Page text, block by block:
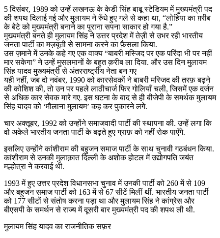
5 दिसंबर, 1989 को उन्हें लखनऊ के केडी सिंह बाबू स्टेडियम में मुख्यमंत्री पद
की शपथ दिलाई गई और मुलायम ने रुँधे हुए गले से कहा था, “लोहिया का ग़रीब
के बेटे को मुख्यमंत्री बनाने का पुराना सपना साकार हो गया है.”
मुख्यमंत्री बनते ही मुलायम सिंह ने उत्तर प्रदेश में तेज़ी से उभर रही भारतीय
जनता पार्टी का मज़बूती से सामना करने का फ़ैसला किया.
उस ज़माने में उनके कहे गए एक वाक्य “बाबरी मस्जिद पर एक परिंदा भी पर नहीं
मार सकेगा” ने उन्हें मुसलमानों के बहुत क़रीब ला दिया. और उस दिन मुलायम
सिंह यादव मुख्यमंत्री से अंतरराष्ट्रीय नेता बन गए
यही नहीं, जब दो नवंबर, 1990 को कारसेवकों ने बाबरी मस्जिद की तरफ़ बढ़ने
की कोशिश की, तो उन पर पहले लाठीचार्ज फिर गोलियाँ चली, जिसमें एक दर्जन
से अधिक कार सेवक मारे गए. इस घटना के बाद से ही बीजेपी के समर्थक मुलायम
सिंह यादव को ‘मौलाना मुलायम’ कह कर पुकारने लगे.
चार अक्तूबर, 1992 को उन्होंने समाजवादी पार्टी की स्थापना की. उन्हें लगा कि
वो अकेले भारतीय जनता पार्टी के बढ़ते हुए ग्राफ़ को नहीं रोक पाएँगे.
इसलिए उन्होंने कांशीराम की बहुजन समाज पार्टी के साथ चुनावी गठबंधन किया.
कांशीराम से उनकी मुलाक़ात दिल्ली के अशोक होटल में उद्योगपति जयंत
मल्होत्रा ने करवाई थी.
1993 में हुए उत्तर प्रदेश विधानसभा चुनाव में उनकी पार्टी को 260 में से 109
और बहुजन समाज पार्टी को 163 में से 67 सीटें मिलीं थीं. भारतीय जनता पार्टी
को 177 सीटों से संतोष करना पड़ा था और मुलायम सिंह ने कांग्रेस और
बीएसपी के समर्थन से राज्य में दूसरी बार मुख्यमंत्री पद की शपथ ली थी.
मुलायम सिंह यादव का राजनीतिक सफ़र